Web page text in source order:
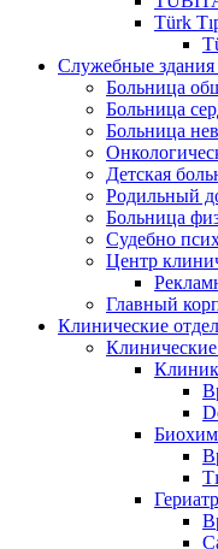
Türk
Служебные
Больница
Больница
Больница
Детская
Родильный
Больница
Судебно
Центр
Главный
Клинические